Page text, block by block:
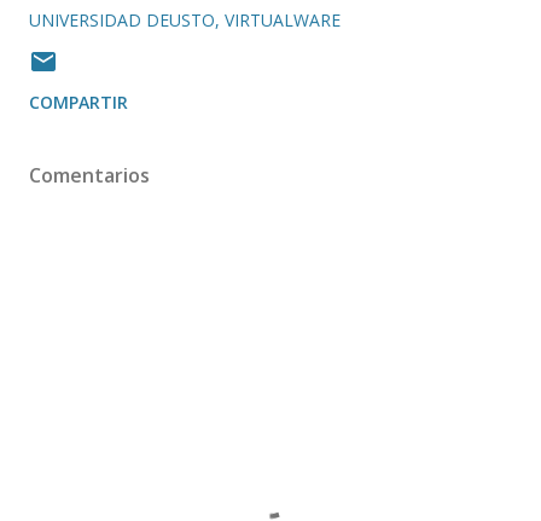
UNIVERSIDAD DEUSTO VIRTUALWARE
COMPARTIR
Comentarios